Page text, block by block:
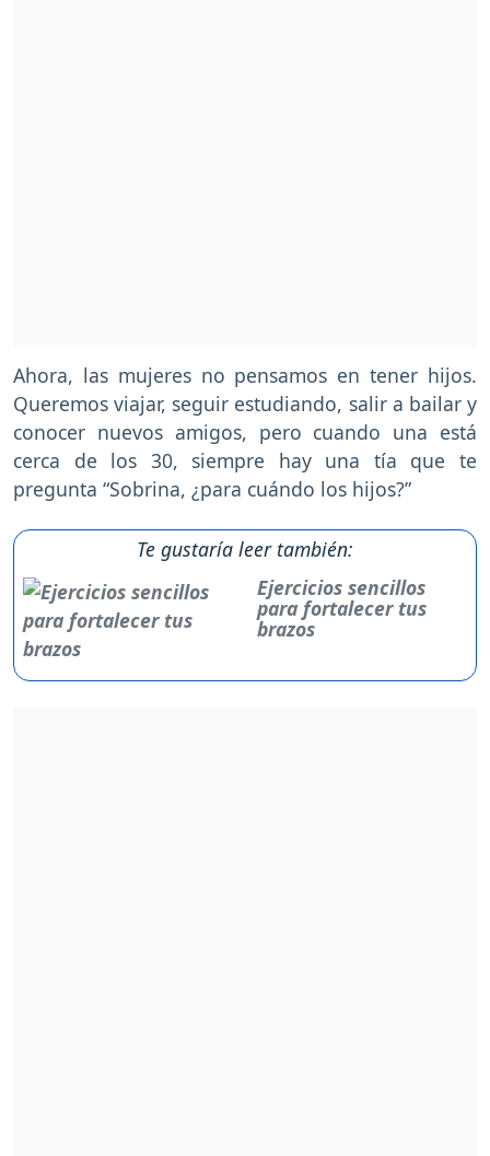
Ahora, las mujeres no pensamos en tener hijos.
Queremos viajar, seguir estudiando, salir a bailar y
conocer nuevos amigos, pero cuando una está
cerca de los 30, siempre hay una tía que te
pregunta “Sobrina, ¿para cuándo los hijos?”
Te gustaría leer también:
Ejercicios sencillos
para fortalecer tus
brazos